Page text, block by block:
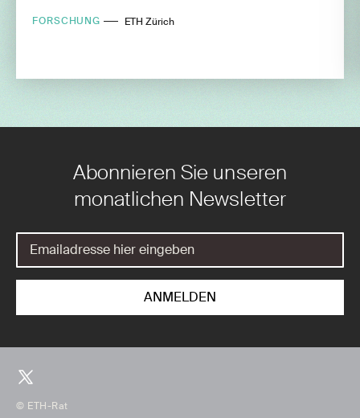
FORSCHUNG ETH Zürich
Abonnieren Sie unseren
monatlichen Newsletter
© ETH-Rat